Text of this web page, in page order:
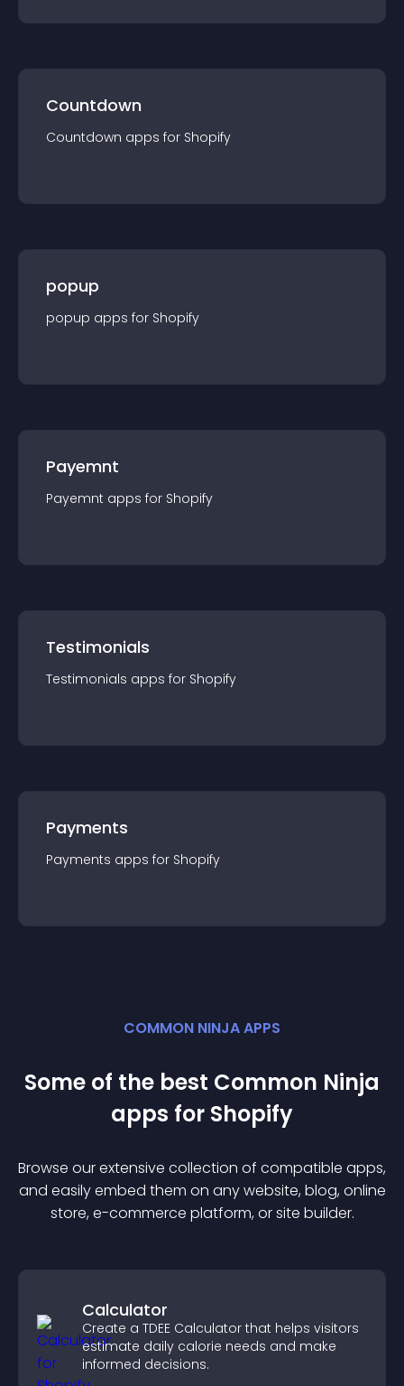
Countdown
Countdown apps for Shopify
popup
popup apps for Shopify
Payemnt
Payemnt apps for Shopify
Testimonials
Testimonials apps for Shopify
Payments
Payments apps for Shopify
COMMON NINJA APPS
Some of the best Common Ninja
apps for Shopify
Browse our extensive collection of compatible apps,
and easily embed them on any website, blog, online
store, e-commerce platform, or site builder.
Calculator
Create a TDEE Calculator that helps visitors
estimate daily calorie needs and make
informed decisions.